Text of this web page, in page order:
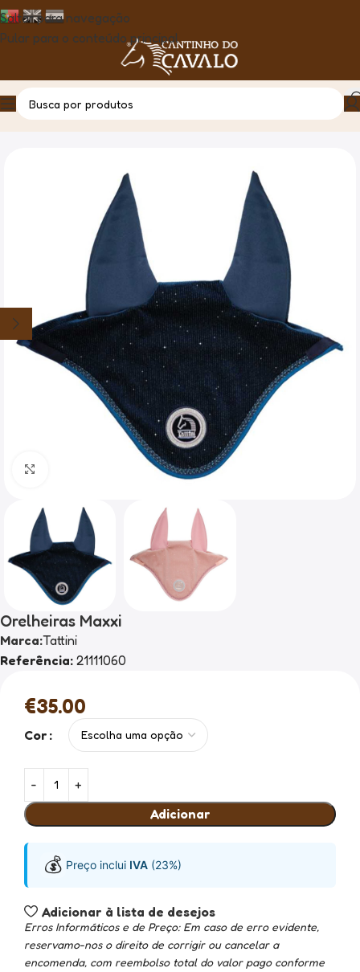
Saltar para navegação
Pular para o conteúdo principal
Casa Produto Orelheiras Maxxi
Clique para ampliar
Orelheiras Maxxi
Marca:Tattini
Referência: 21111060
€35.00
Cor
Adicionar
💰 Preço inclui IVA (23%)
Adicionar à lista de desejos
Erros Informáticos e de Preço: Em caso de erro evidente,
reservamo-nos o direito de corrigir ou cancelar a
encomenda, com reembolso total do valor pago conforme